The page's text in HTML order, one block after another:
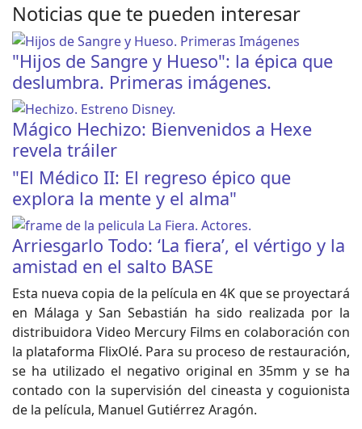
Noticias que te pueden interesar
"Hijos de Sangre y Hueso": la épica que
deslumbra. Primeras imágenes.
Mágico Hechizo: Bienvenidos a Hexe
revela tráiler
"El Médico II: El regreso épico que
explora la mente y el alma"
Arriesgarlo Todo: ‘La fiera’, el vértigo y la
amistad en el salto BASE
Esta nueva copia de la película en 4K que se proyectará
en Málaga y San Sebastián ha sido realizada por la
distribuidora Video Mercury Films en colaboración con
la plataforma FlixOlé. Para su proceso de restauración,
se ha utilizado el negativo original en 35mm y se ha
contado con la supervisión del cineasta y coguionista
de la película, Manuel Gutiérrez Aragón.